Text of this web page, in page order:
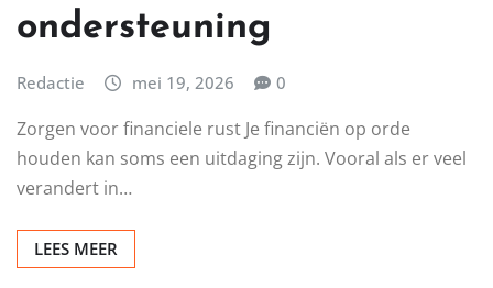
ondersteuning
Redactie mei 19, 2026 0
Zorgen voor financiele rust Je financiën op orde
houden kan soms een uitdaging zijn. Vooral als er veel
verandert in…
LEES MEER